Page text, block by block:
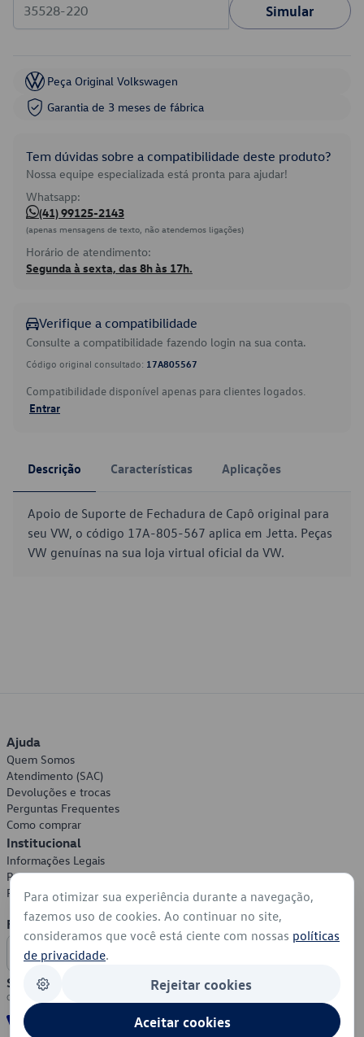
Simular
Peça Original Volkswagen
Garantia de 3 meses de fábrica
Tem dúvidas sobre a compatibilidade deste produto?
Nossa equipe especializada está pronta para ajudar!
Whatsapp:
(41) 99125-2143
(apenas mensagens de texto, não atendemos ligações)
Horário de atendimento:
Segunda à sexta, das 8h às 17h.
Verifique a compatibilidade
Consulte a compatibilidade fazendo login na sua conta.
Código original consultado: 17A805567
Compatibilidade disponível apenas para clientes logados.
Entrar
Descrição Características Aplicações
Apoio de Suporte de Fechadura de Capô original para
seu VW, o código 17A-805-567 aplica em Jetta. Peças
VW genuínas na sua loja virtual oficial da VW.
Ajuda
Quem Somos
Atendimento (SAC)
Devoluções e trocas
Perguntas Frequentes
Como comprar
Institucional
Informações Legais
Política de Privacidade
Política de Cookies
Formas de Pagamento
Segurança
Para otimizar sua experiência durante a navegação,
fazemos uso de cookies. Ao continuar no site,
consideramos que você está ciente com nossas políticas
de privacidade.
Rejeitar cookies
Aceitar cookies